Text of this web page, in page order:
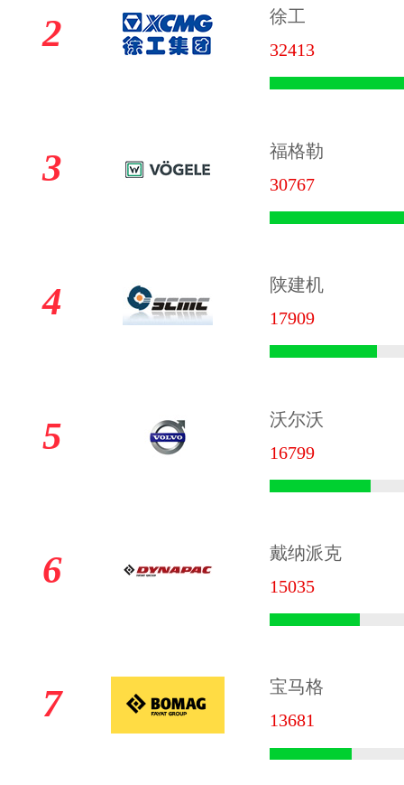
2
徐工
32413
3
福格勒
30767
4
陕建机
17909
5
沃尔沃
16799
6
戴纳派克
15035
7
宝马格
13681